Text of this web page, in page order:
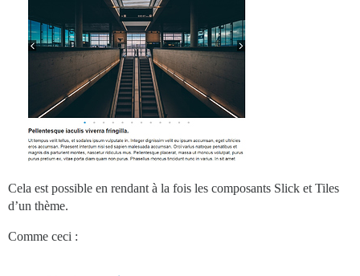
Cela est possible en rendant à la fois les composants Slick et Tiles
d’un thème.
Comme ceci :